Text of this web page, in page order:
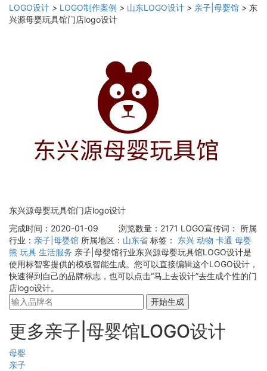
LOGO设计 > LOGO制作案例 > 山东LOGO设计 > 亲子|母婴馆 > 东
兴源母婴玩具馆门店logo设计
东兴源母婴玩具馆门店logo设计
完成时间：2020-01-09
浏览数量：2171 LOGO宣传词：
所属
行业： 亲子|母婴馆 所属地区： 山东省 标签： 东兴 动物 卡通 母婴
熊 玩具 生活服务 亲子|母婴馆行业东兴源母婴玩具馆LOGO设计是
使用标智客提供的模板智能生成。您可以直接编辑这个LOGO设计，
快速得到自己的品牌标志，也可以点击“马上去设计”去生成个性的门
店logo设计。
开始生成
更多亲子|母婴馆LOGO设计
母婴
亲子